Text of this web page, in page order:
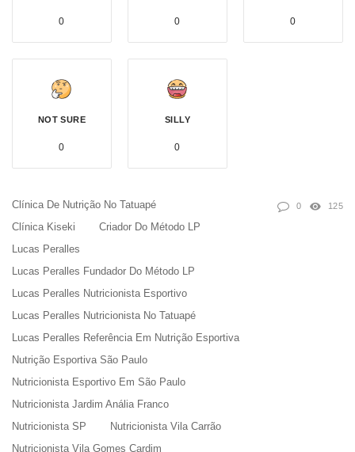
0 0 0
NOT SURE
0
SILLY
0
Clínica De Nutrição No Tatuapé
Clínica Kiseki
Criador Do Método LP
Lucas Peralles
Lucas Peralles Fundador Do Método LP
Lucas Peralles Nutricionista Esportivo
Lucas Peralles Nutricionista No Tatuapé
Lucas Peralles Referência Em Nutrição Esportiva
Nutrição Esportiva São Paulo
Nutricionista Esportivo Em São Paulo
Nutricionista Jardim Anália Franco
Nutricionista SP
Nutricionista Vila Carrão
Nutricionista Vila Gomes Cardim
0 125